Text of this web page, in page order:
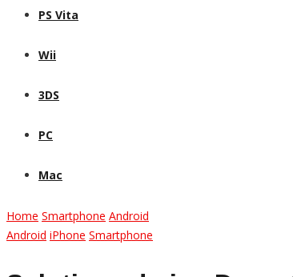
PS Vita
Wii
3DS
PC
Mac
Home Smartphone Android
Android iPhone Smartphone